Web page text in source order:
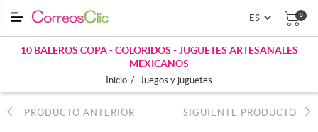
0
10 BALEROS COPA - COLORIDOS - JUGUETES ARTESANALES
MEXICANOS
Inicio / Juegos y juguetes
PRODUCTO ANTERIOR SIGUIENTE PRODUCTO